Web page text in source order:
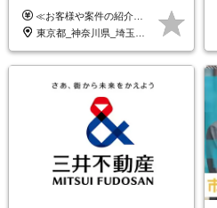
SIerへの変革期をリード＆自
社サービス
≪お客様や案件の紹介によりインセンティブを支給！≫ 月給40万円以上＋賞与年2回＋インセンティブ ◎経験やスキルを考慮の上、優遇します ◎上記月給は固定残業代月45時間分(月額9万1040円以上)を含みます。超過した場合は全額追加支給します ◎試用期間3カ月あり(給与や福利厚生等は同じです) ＜年収例＞ 36歳／PL（元SE）／580万円 / 官公庁向けWebシステム開発 ※メンバーから2年でPLへ昇格 41歳／SL／616万円 / メーカー向けWebサイト開発 46歳／PL／742万円 / 金融情報連携システム開発 52歳 / PM / 952万円 / 信販システムの再構築 55歳 / PM / 910万円 / 製造業向け基盤構築開発
東京都_神奈川県_埼玉県_千葉県_大阪府_愛知県_北海道_青森県_岩手県_宮城県_秋田県_山形県_福島県_茨城県_栃木県_群馬県_新潟県_山梨県_長野県_富山県_石川県_福井県_静岡県_岐阜県_三重県_兵庫県_京都府_滋賀県_奈良県_和歌山県_広島県_岡山県_鳥取県_島根県_山口県_徳島県_香川県_愛媛県_高知県_福岡県_熊本県_佐賀県_長崎県_大分県_宮崎県_鹿児島県_沖縄県